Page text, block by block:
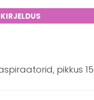
KIRJELDUS
pikkus